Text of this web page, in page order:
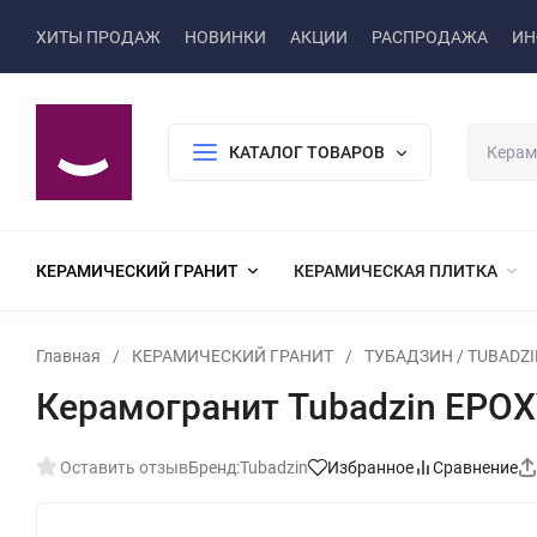
ХИТЫ ПРОДАЖ НОВИНКИ АКЦИИ РАСПРОДАЖА
КАТАЛОГ ТОВАРОВ
КЕРАМИЧЕСКИЙ ГРАНИТ КЕРАМИЧЕСКАЯ ПЛИТКА
Главная / КЕРАМИЧЕСКИЙ ГРАНИТ / ТУБАДЗИН /
Керамогранит Tubadzin
Оставить отзывБренд:Tubadzin Избранное Сравнение